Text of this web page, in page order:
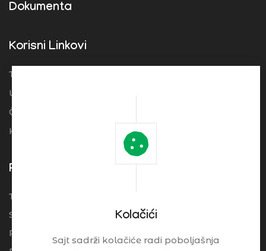
Kolačići
Sajt sadrži kolačiće radi poboljašnja
Dokumenta
Korisni Linkovi
Turistička organizacija Srbije
Ugostitelji
Često postavljena pitanja
Kolačići
Pogledajte
Turistički Cenrtar Brzeće
Smeštaj
Restorani